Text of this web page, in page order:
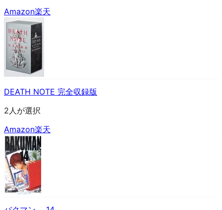
Amazon楽天
DEATH NOTE 完全収録版
2人が選択
Amazon楽天